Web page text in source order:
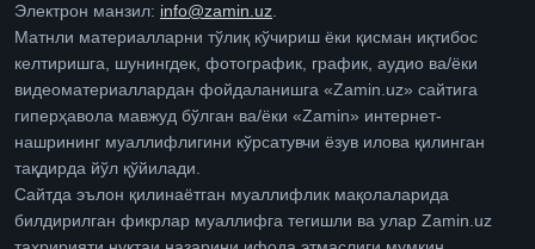
Электрон манзил: info@zamin.uz
Матнли материалларни тўлиқ кўчириш ёки қисман иқтибос
келтиришга, шунингдек, фотографик, график, аудио ва/ёки
видеоматериаллардан фойдаланишга «Zamin.uz» сайтига
гиперҳавола мавжуд бўлган ва/ёки «Zamin» интернет-
нашрининг муаллифлигини кўрсатувчи ёзув илова қилинган
тақдирда йўл қўйилади.
Сайтда эълон қилинаётган муаллифлик мақолаларида
билдирилган фикрлар муаллифга тегишли ва улар Zamin.uz